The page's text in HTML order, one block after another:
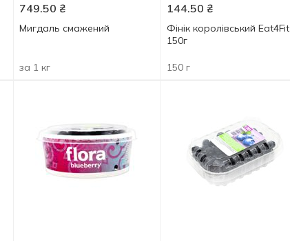
749.50 ₴
Мигдаль смажений
за 1 кг
144.50 ₴
Фінік королівський Eat4Fit
150г
150 г